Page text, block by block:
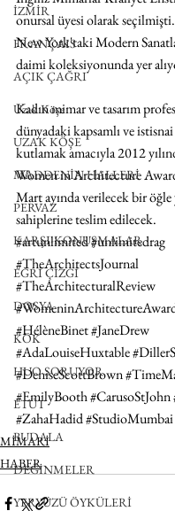
İZMİR
FRANÇAIS
AÇIK ÇAĞRI
Uzak Köşe
UZAK KÖŞE
MADDENİN HALLERİ
PERVAZ
KARŞI-KONUŞMALAR
EĞRİ ÇİZGİ
DOSYA
KÖK
HUO SORUYOR
ETÜT
BUDALA
DEĞİNMELER
YERYÜZÜ ÖYKÜLERİ
onursal üyesi olarak seçilmişti.
New York'taki Modern
daimi koleksiyonunda yer
Kadın mimar ve tasarım
dünyadaki kapsamlı ve istisnai
kutlamak amacıyla 2012
Women in Architecture
Mart ayında verilecek bir
sahiplerine teslim edilecek.
#artunlimited#unlimitedrag
#TheArchitectsJournal
#TheArchitecturalReview
#HélèneBinet#JaneDrew
#AdaLouiseHuxtable
#DeniseScottBrown
#EmilyBooth#CarusoStJohn
#ZahaHadid#StudioMumbai
MİMARİ
HABER